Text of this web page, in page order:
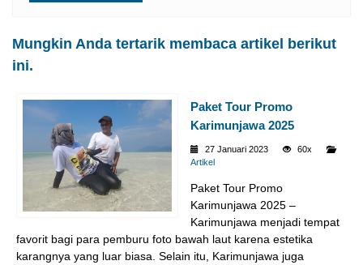
Mungkin Anda tertarik membaca artikel berikut
ini.
Paket Tour Promo
Karimunjawa 2025
27 Januari 2023
60x
Artikel
Paket Tour Promo
Karimunjawa 2025 –
Karimunjawa menjadi tempat
favorit bagi para pemburu foto bawah laut karena estetika
karangnya yang luar biasa. Selain itu, Karimunjawa juga